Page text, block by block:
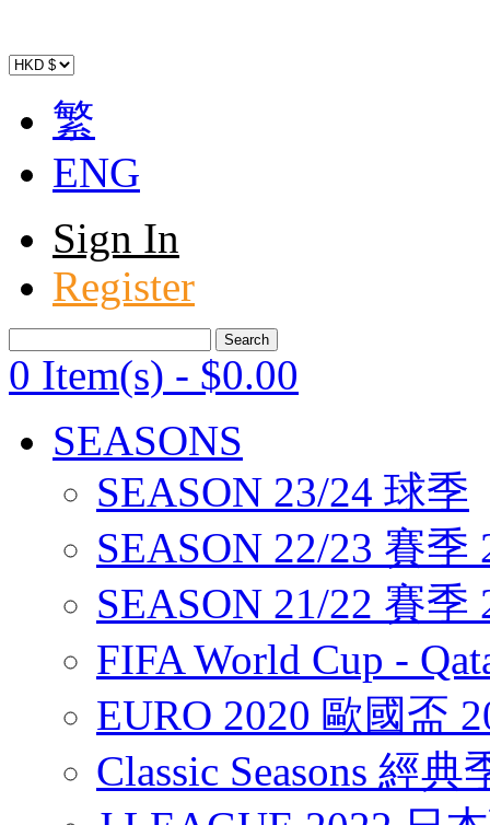
繁
ENG
Sign In
Register
0 Item(s) - $0.00
SEASONS
SEASON 23/24 球季
SEASON 22/23 賽季
SEASON 21/22 賽季
FIFA World Cup -
EURO 2020 歐國盃
Classic Seasons 經典